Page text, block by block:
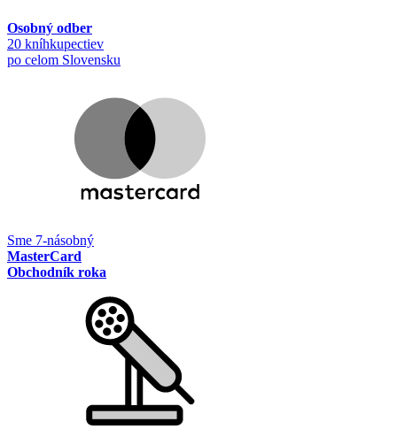
Osobný odber
20 kníhkupectiev
po celom Slovensku
Sme 7-násobný
MasterCard
Obchodník roka